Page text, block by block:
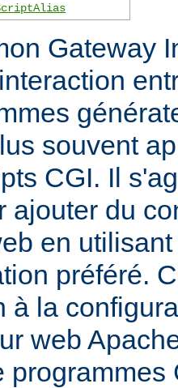
Gateway
souvent
CGI. Il
ajouter du
en
préféré.
à la
web
programmes